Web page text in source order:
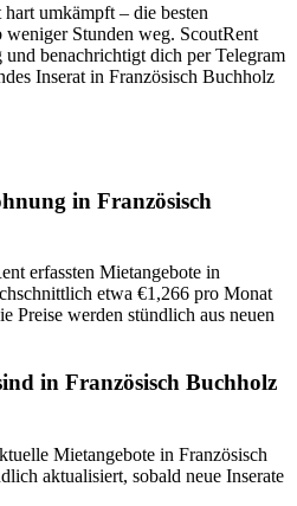
umkämpft – die besten
Stunden weg. ScoutRent
benachrichtigt dich per Telegram
Inserat in Französisch Buchholz
in Französisch
erfassten Mietangebote in
etwa €1,266 pro Monat
Preise werden stündlich aus neuen
in Französisch Buchholz
Mietangebote in Französisch
aktualisiert, sobald neue Inserate